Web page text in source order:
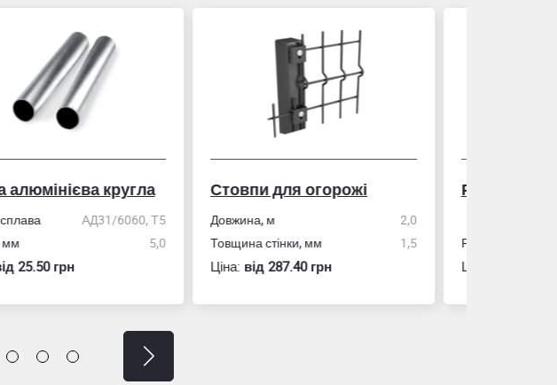
для огорожі
м
стінки, мм
вiд 287.40 грн
Рулетка вимірювальна
Розмір 10мх25мм
Ціна:вiд 60.10 грн